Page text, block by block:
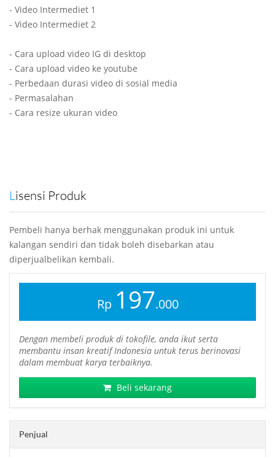
- Video Intermediet 1
- Video Intermediet 2
- Cara upload video IG di desktop
- Cara upload video ke youtube
- Perbedaan durasi video di sosial media
- Permasalahan
- Cara resize ukuran video
Lisensi Produk
Pembeli hanya berhak menggunakan produk ini untuk
kalangan sendiri dan tidak boleh disebarkan atau
diperjualbelikan kembali.
Rp 197.000
Dengan membeli produk di tokofile, anda ikut serta
membantu insan kreatif Indonesia untuk terus berinovasi
dalam membuat karya terbaiknya.
Beli sekarang
Penjual